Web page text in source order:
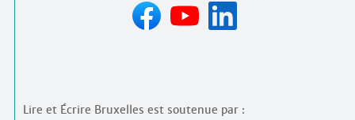
Lire et Écrire Bruxelles est soutenue par :